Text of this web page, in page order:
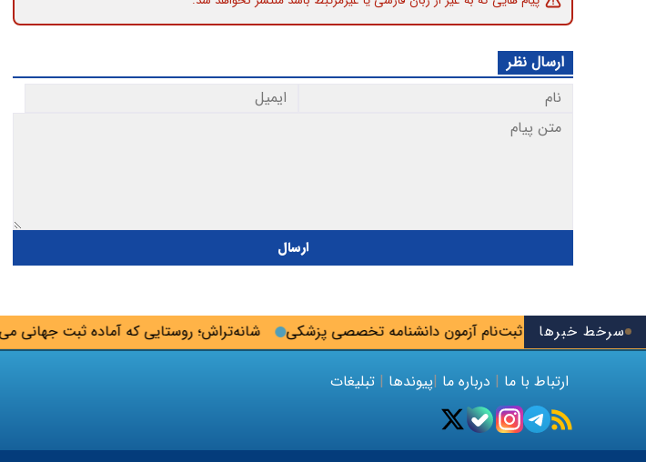
سرخط خبرها شانه‌تراش؛ روستایی که آماده ثبت جهانی می‌شود آخرین فرصت ثبت‌نام آزمون دانشنامه تخصصی پزشکی
ارسال نظر
ارسال
ارتباط با ما | درباره ما |پیوندها | تبلیغات